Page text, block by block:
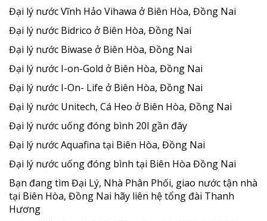
Đại lý nước Vĩnh Hảo Vihawa ở Biên Hòa, Đồng Nai
Đại lý nước Bidrico ở Biên Hòa, Đồng Nai
Đại lý nước Biwase ở Biên Hòa, Đồng Nai
Đại lý nước I-on-Gold ở Biên Hòa, Đồng Nai
Đại lý nước I-On- Life ở Biên Hòa, Đồng Nai
Đại lý nước Unitech, Cá Heo ở Biên Hòa, Đồng Nai
Đại lý nước uống đóng bình 20l gần đây
Đại lý nước Aquafina tại Biên Hòa, Đồng Nai
Đại lý nước uống đóng bình tại Biên Hòa Đồng Nai
Bạn đang tìm Đại Lý, Nhà Phân Phối, giao nước tận nhà
tại Biên Hòa, Đồng Nai hãy liên hệ tổng đài Thanh
Hương